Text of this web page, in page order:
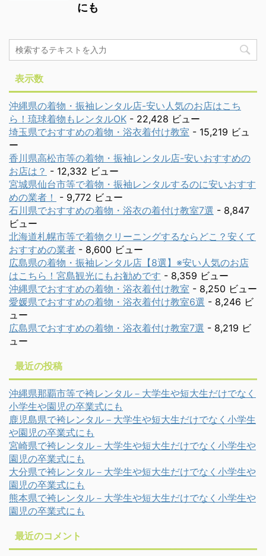
にも
表示数
沖縄県の着物・振袖レンタル店-安い人気のお店はこち
ら！琉球着物もレンタルOK - 22,428 ビュー
埼玉県でおすすめの着物・浴衣着付け教室 - 15,219 ビュ
ー
香川県高松市等の着物・振袖レンタル店-安いおすすめの
お店は？ - 12,332 ビュー
宮城県仙台市等で着物・振袖レンタルするのに安いおすす
めの業者！
- 9,772 ビュー
石川県でおすすめの着物・浴衣の着付け教室7選 - 8,847
ビュー
北海道札幌市等で着物クリーニングするならどこ？安くて
おすすめの業者 - 8,600 ビュー
広島県の着物・振袖レンタル店【8選】※安い人気のお店
はこちら！宮島観光にもお勧めです - 8,359 ビュー
沖縄県でおすすめの着物・浴衣着付け教室 - 8,250 ビュー
愛媛県でおすすめの着物・浴衣着付け教室6選 - 8,246 ビ
ュー
広島県でおすすめの着物・浴衣着付け教室7選 - 8,219 ビ
ュー
最近の投稿
沖縄県那覇市等で袴レンタル－大学生や短大生だけでなく
小学生や園児の卒業式にも
鹿児島県で袴レンタル－大学生や短大生だけでなく小学生
や園児の卒業式にも
宮崎県で袴レンタル－大学生や短大生だけでなく小学生や
園児の卒業式にも
大分県で袴レンタル－大学生や短大生だけでなく小学生や
園児の卒業式にも
熊本県で袴レンタル－大学生や短大生だけでなく小学生や
園児の卒業式にも
最近のコメント